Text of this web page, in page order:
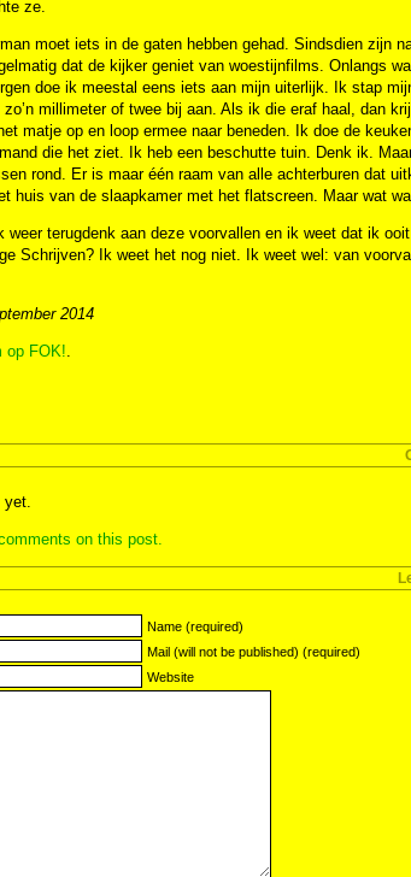
ze.
moet iets in de gaten hebben gehad. Sindsdien zijn
dat de kijker geniet van woestijnfilms. Onlangs
doe ik meestal eens iets aan mijn uiterlijk. Ik stap
millimeter of twee bij aan. Als ik die eraf haal, dan
matje op en loop ermee naar beneden. Ik doe de
die het ziet. Ik heb een beschutte tuin. Denk ik.
rond. Er is maar één raam van alle achterburen dat
huis van de slaapkamer met het flatscreen. Maar wat
weer terugdenk aan deze voorvallen en ik weet dat ik
Schrijven? Ik weet het nog niet. Ik weet wel: van
2014
op FOK!.
yet.
on this post.
Name (required)
Mail (will not be published) (required)
Website